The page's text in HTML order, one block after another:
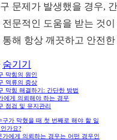
문제가 발생했을 경우,
전문적인 도움을 받는 것
통해 항상 깨끗하고 안전
숨기기
막힘의 원인
역류의 증상
막힘 해결하기: 간단한 방법
에게 의뢰해야 하는 경우
점검 및 유지관리
구가 막혔을 때 첫 번째로 해야 할 일
가요?
가에게 의뢰하는 경우는 어떤 경우인